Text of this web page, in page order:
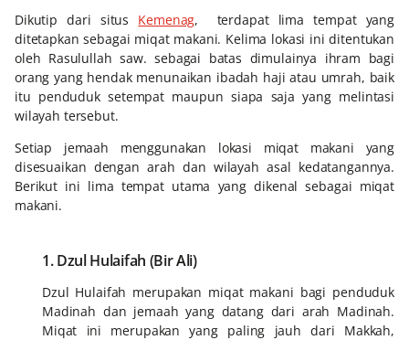
Dikutip dari situs Kemenag, terdapat lima tempat yang
ditetapkan sebagai miqat makani. Kelima lokasi ini ditentukan
oleh Rasulullah saw. sebagai batas dimulainya ihram bagi
orang yang hendak menunaikan ibadah haji atau umrah, baik
itu penduduk setempat maupun siapa saja yang melintasi
wilayah tersebut.
Setiap jemaah menggunakan lokasi miqat makani yang
disesuaikan dengan arah dan wilayah asal kedatangannya.
Berikut ini lima tempat utama yang dikenal sebagai miqat
makani.
1. Dzul Hulaifah (Bir Ali)
Dzul Hulaifah merupakan miqat makani bagi penduduk
Madinah dan jemaah yang datang dari arah Madinah.
Miqat ini merupakan yang paling jauh dari Makkah,